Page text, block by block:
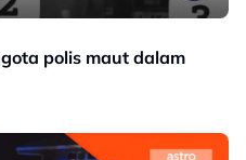
polis maut dalam